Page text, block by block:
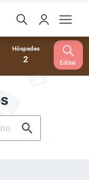
Hóspedes
2 Editar